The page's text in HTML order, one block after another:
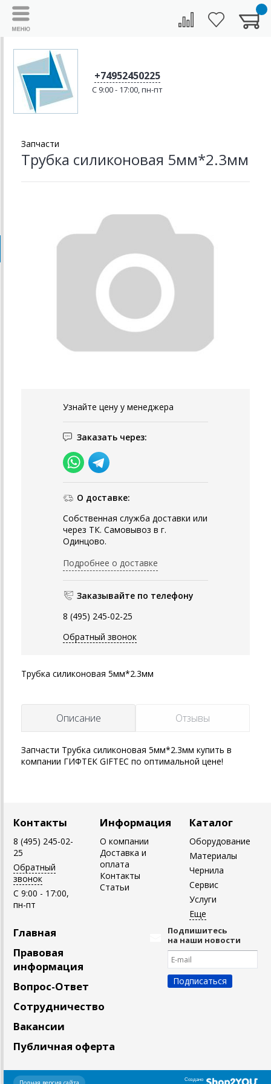
+74952450225
C 9:00 - 17:00, пн-пт
Запчасти
Трубка силиконовая 5мм*2.3мм
Узнайте цену у менеджера
Заказать через:
О доставке:
Собственная служба доставки или
через ТК. Самовывоз в г.
Одинцово.
Подробнее о доставке
Заказывайте по телефону
8 (495) 245-02-25
Обратный звонок
Трубка силиконовая 5мм*2.3мм
Описание Отзывы
Запчасти Трубка силиконовая 5мм*2.3мм купить в
компании ГИФТЕК GIFTEC по оптимальной цене!
Контакты
8 (495) 245-02-
25
Обратный
звонок
C 9:00 - 17:00,
пн-пт
Информация
О компании
Доставка и
оплата
Контакты
Статьи
Каталог
Оборудование
Материалы
Чернила
Сервис
Услуги
Главная
Правовая
информация
Вопрос-Ответ
Сотрудничество
Вакансии
Публичная оферта
Подпишитесь
на наши новости
Создано